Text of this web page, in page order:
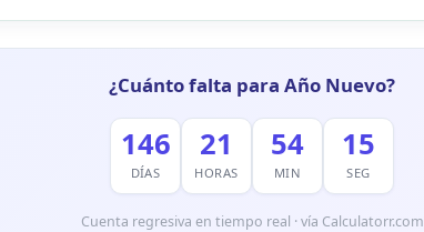
¿Cuánto falta para Año Nuevo?
146
DÍAS
21
HORAS
54
MIN
14
SEG
Cuenta regresiva en tiempo real · vía Calculatorr.com